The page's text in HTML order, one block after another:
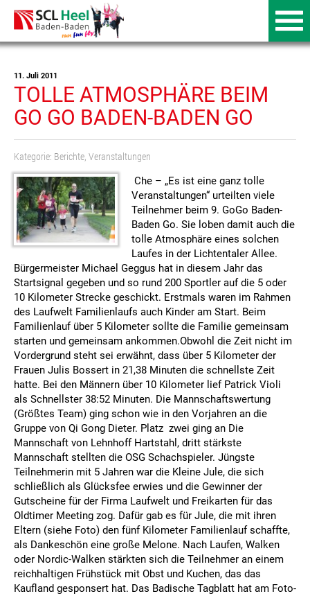
11. Juli 2011
TOLLE ATMOSPHÄRE BEIM
GO GO BADEN-BADEN GO
Kategorie: Berichte, Veranstaltungen
Che – „Es ist eine ganz tolle
Veranstaltungen“ urteilten viele
Teilnehmer beim 9. GoGo Baden-
Baden Go. Sie loben damit auch die
tolle Atmosphäre eines solchen
Laufes in der Lichtentaler Allee.
Bürgermeister Michael Geggus hat in diesem Jahr das
Startsignal gegeben und so rund 200 Sportler auf die 5 oder
10 Kilometer Strecke geschickt. Erstmals waren im Rahmen
des Laufwelt Familienlaufs auch Kinder am Start. Beim
Familienlauf über 5 Kilometer sollte die Familie gemeinsam
starten und gemeinsam ankommen.Obwohl die Zeit nicht im
Vordergrund steht sei erwähnt, dass über 5 Kilometer der
Frauen Julis Bossert in 21,38 Minuten die schnellste Zeit
hatte. Bei den Männern über 10 Kilometer lief Patrick Violi
als Schnellster 38:52 Minuten. Die Mannschaftswertung
(Größtes Team) ging schon wie in den Vorjahren an die
Gruppe von Qi Gong Dieter. Platz zwei ging an Die
Mannschaft von Lehnhoff Hartstahl, dritt stärkste
Mannschaft stellten die OSG Schachspieler. Jüngste
Teilnehmerin mit 5 Jahren war die Kleine Jule, die sich
schließlich als Glücksfee erwies und die Gewinner der
Gutscheine für der Firma Laufwelt und Freikarten für das
Oldtimer Meeting zog. Dafür gab es für Jule, die mit ihren
Eltern (siehe Foto) den fünf Kilometer Familienlauf schaffte,
als Dankeschön eine große Melone. Nach Laufen, Walken
oder Nordic-Walken stärkten sich die Teilnehmer an einem
reichhaltigen Frühstück mit Obst und Kuchen, das das
Kaufland gesponsert hat. Das Badische Tagblatt hat am Foto-